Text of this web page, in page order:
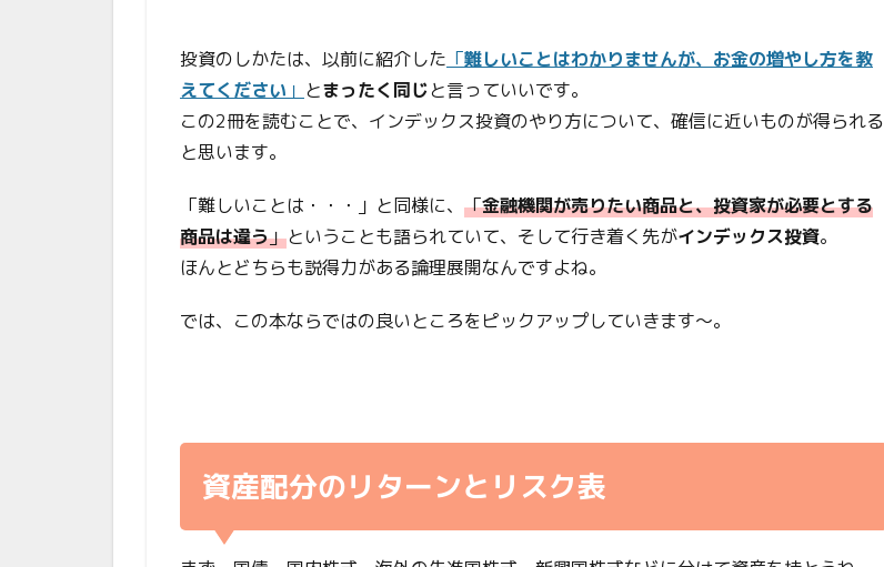
投資のしかたは、以前に紹介した 「難しいことはわかりませんが、お金の増やし方を教
えてください 」 とまったく同じと言っていいです。
この2冊を読むことで、インデックス投資のやり方について、確信に近いものが得られる
と思います。
「難しいことは・・・」と同様に、 「金融機関が売りたい商品と、投資家が必要とする
商品は違う」ということも語られていて、そして行き着く先がインデックス投資。
ほんとどちらも説得力がある論理展開なんですよね。
では、この本ならではの良いところをピックアップしていきます〜。
資産配分のリターンとリスク表